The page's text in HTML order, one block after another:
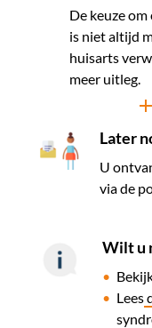
De keuze
is niet altijd
huisarts
meer uitleg.
Later
U
via de
Wilt u
Lees